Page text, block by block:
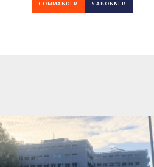
COMMANDER S’ABONNER